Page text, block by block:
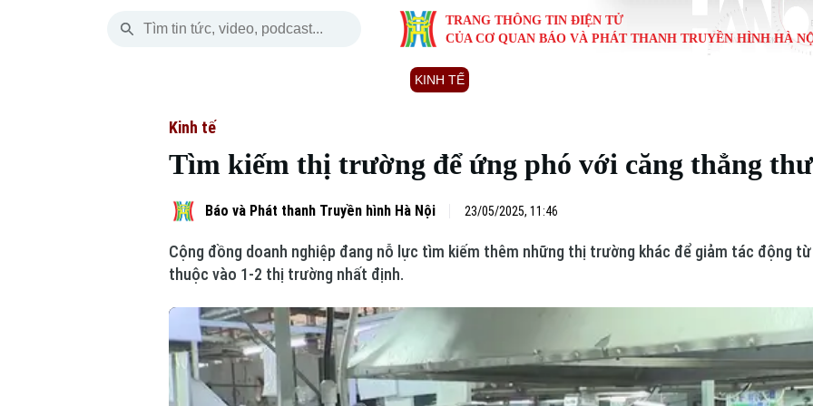
TRANG THÔNG TIN ĐIỆN TỬ
CỦA CƠ QUAN BÁO VÀ PHÁT THANH TRUYỀN HÌNH HÀ
Chính trị
Xã hội
An ninh trật tự
Người Hà Nội
Khoảnh khắc Hà Nội
Ẩm thực
Quân sự
Hồ sơ
Người Việt 4 phương
KINH TẾ
Cafe sáng
Tài chính Ngân hàng
Doanh nghiệp
Đầu tư
Căn hộ
Đất đai
Tàu
Xe máy
Thị trường
Tuyển sinh Làng nghề Dinh
Kinh tế
Tìm kiếm thị trường để ứng phó với căng thẳng
Báo và Phát thanh Truyền hình Hà Nội 23/05/2025, 11:46
Cộng đồng doanh nghiệp đang nỗ lực tìm kiếm thêm những thị trường khác để giảm tác động
thuộc vào 1-2 thị trường nhất định.
Skip Ad